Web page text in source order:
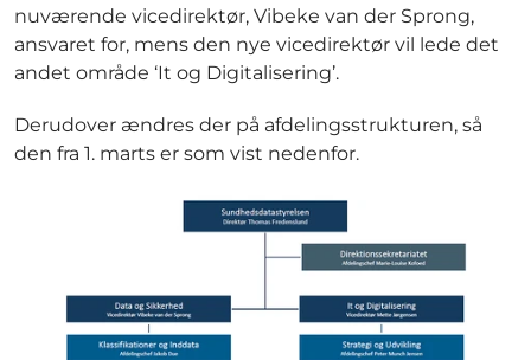
nuværende vicedirektør, Vibeke van der Sprong,
ansvaret for, mens den nye vicedirektør vil lede det
andet område ‘It og Digitalisering’.
Derudover ændres der på afdelingsstrukturen, så
den fra 1. marts er som vist nedenfor.